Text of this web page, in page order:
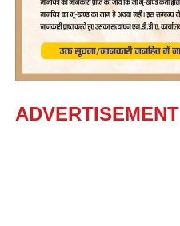
ADVERTISEMENT